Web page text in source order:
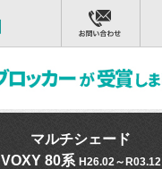
マルチシェード
VOXY 80系 H26.02～R03.12